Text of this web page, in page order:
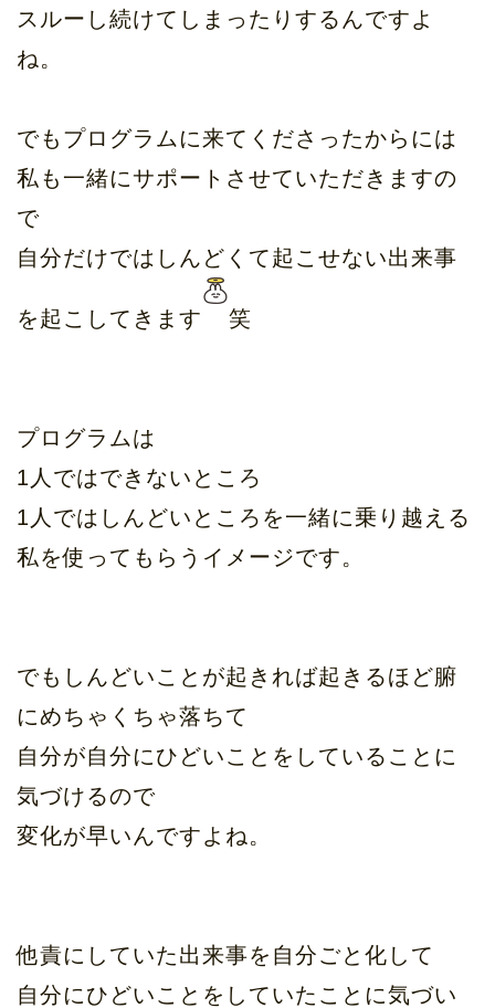
スルーし続けてしまったりするんですよ
ね。
でもプログラムに来てくださったからには
私も一緒にサポートさせていただきますの
で
自分だけではしんどくて起こせない出来事
を起こしてきます 笑
プログラムは
1人ではできないところ
1人ではしんどいところを一緒に乗り越える
私を使ってもらうイメージです。
でもしんどいことが起きれば起きるほど腑
にめちゃくちゃ落ちて
自分が自分にひどいことをしていることに
気づけるので
変化が早いんですよね。
他責にしていた出来事を自分ごと化して
自分にひどいことをしていたことに気づい